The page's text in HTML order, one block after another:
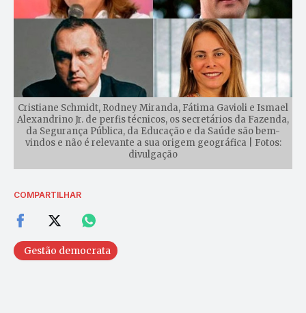
Cristiane Schmidt, Rodney Miranda, Fátima Gavioli e Ismael
Alexandrino Jr. de perfis técnicos, os secretários da Fazenda,
da Segurança Pública, da Educação e da Saúde são bem-
vindos e não é relevante a sua origem geográfica | Fotos:
divulgação
COMPARTILHAR
Gestão democrata